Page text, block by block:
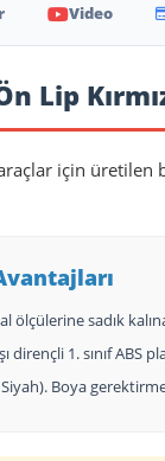
Video
Lip
için üretilen
ölçülerine sadık
dirençli 1. sınıf ABS
Boya